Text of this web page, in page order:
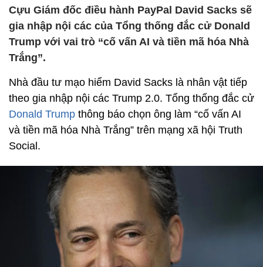
Cựu Giám đốc điều hành PayPal David Sacks sẽ
gia nhập nội các của Tổng thống đắc cử Donald
Trump với vai trò “cố vấn AI và tiền mã hóa Nhà
Trắng”.
Nhà đầu tư mạo hiểm David Sacks là nhân vật tiếp
theo gia nhập nội các Trump 2.0. Tổng thống đắc cử
Donald Trump thông báo chọn ông làm “cố vấn AI
và tiền mã hóa Nhà Trắng” trên mạng xã hội Truth
Social.